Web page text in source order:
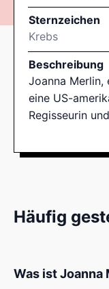
Sternzeichen
Krebs
Beschreibung
Joanna Merlin,
eine US-
Regisseurin
Häufig
Was ist Joanna